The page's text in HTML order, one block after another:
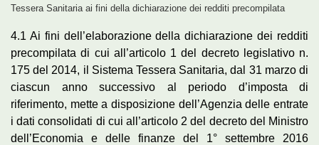
Tessera Sanitaria ai fini della dichiarazione dei redditi precompilata
4.1 Ai fini dell’elaborazione della dichiarazione dei redditi
precompilata di cui all’articolo 1 del decreto legislativo n.
175 del 2014, il Sistema Tessera Sanitaria, dal 31 marzo di
ciascun anno successivo al periodo d’imposta di
riferimento, mette a disposizione dell’Agenzia delle entrate
i dati consolidati di cui all’articolo 2 del decreto del Ministro
dell’Economia e delle finanze del 1° settembre 2016